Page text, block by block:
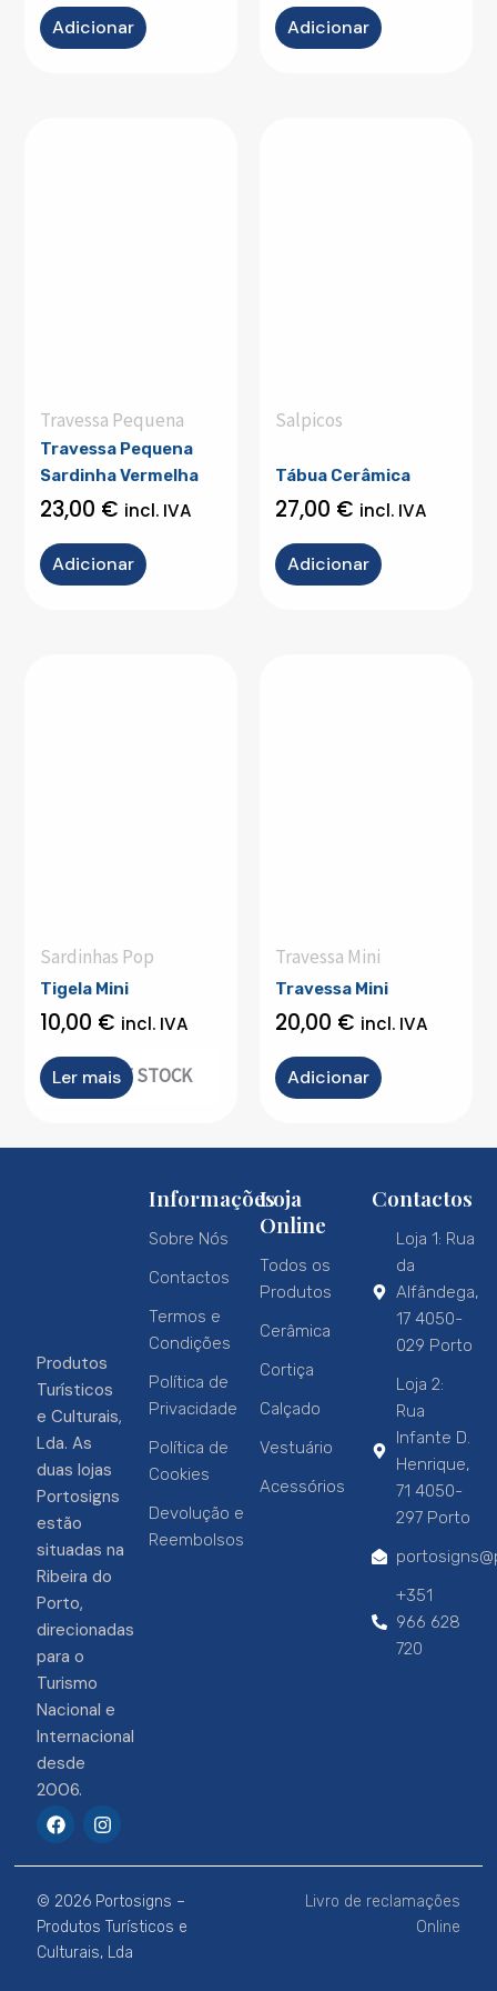
Adicionar Adicionar
Travessa Pequena
Travessa Pequena
Sardinha Vermelha
23,00 € incl. IVA
Adicionar
Salpicos
Tábua Cerâmica
27,00 € incl. IVA
Adicionar
Sardinhas Pop
OUT OF STOCK
Tigela Mini
10,00 € incl. IVA
Ler mais
Travessa Mini
Travessa Mini
20,00 € incl. IVA
Adicionar
Produtos
Turísticos
e Culturais,
Lda. As
duas lojas
Portosigns
estão
situadas na
Ribeira do
Porto,
direcionadas
para o
Turismo
Nacional e
Internacional
desde
2006.
F
a
e
b
o
o
k
I
n
t
a
g
r
a
m
Informações
Sobre Nós
Contactos
Termos e
Condições
Política de
Privacidade
Política de
Cookies
Devolução e
Reembolsos
Loja
Online
Todos os
Produtos
Cerâmica
Cortiça
Calçado
Vestuário
Acessórios
Contactos
Loja 1: Rua
da
Alfândega,
17 4050-
029 Porto
Loja 2:
Rua
Infante D.
Henrique,
71 4050-
297 Porto
+351
966 628
720
© 2026 Portosigns –
Produtos Turísticos e
Culturais, Lda
Livro de reclamações
Online